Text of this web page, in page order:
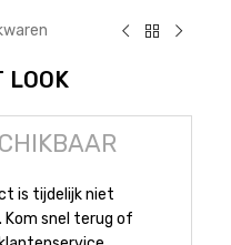
LOOK
is tijdelijk niet
Kom snel terug of